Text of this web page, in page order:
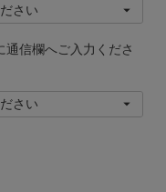
通信欄へご入力くださ